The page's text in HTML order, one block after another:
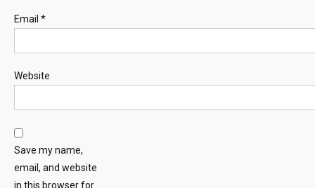
Email *
Website
Save my name,
email, and website
in this browser for